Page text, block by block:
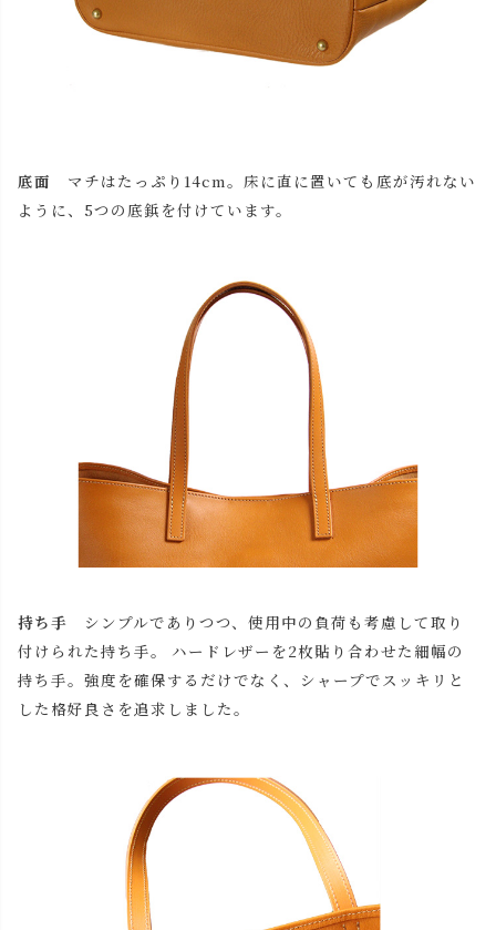
底面 マチはたっぷり14cm。床に直に置いても底が汚れない
ように、5つの底鋲を付けています。
持ち手 シンプルでありつつ、使用中の負荷も考慮して取り
付けられた持ち手。 ハードレザーを2枚貼り合わせた細幅の
持ち手。強度を確保するだけでなく、シャープでスッキリと
した格好良さを追求しました。